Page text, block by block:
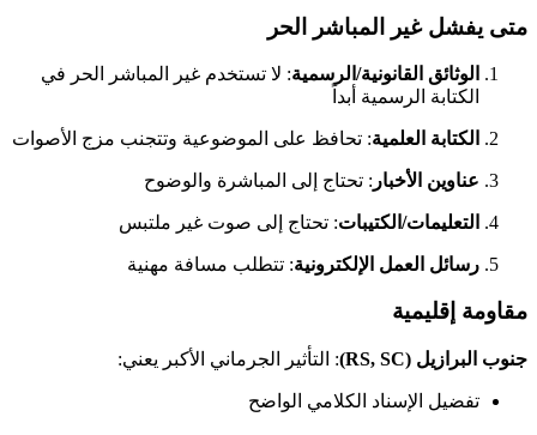
متى يفشل غير المباشر الحر
الوثائق القانونية/الرسمية: لا تستخدم غير المباشر الحر في
الكتابة الرسمية أبداً
الكتابة العلمية: تحافظ على الموضوعية وتتجنب مزج الأصوات
عناوين الأخبار : تحتاج إلى المباشرة والوضوح
التعليمات/الكتيبات: تحتاج إلى صوت غير ملتبس
رسائل العمل الإلكترونية: تتطلب مسافة مهنية
مقاومة إقليمية
جنوب البرازيل (RS, SC) : التأثير الجرماني الأكبر يعني:
تفضيل الإسناد الكلامي الواضح